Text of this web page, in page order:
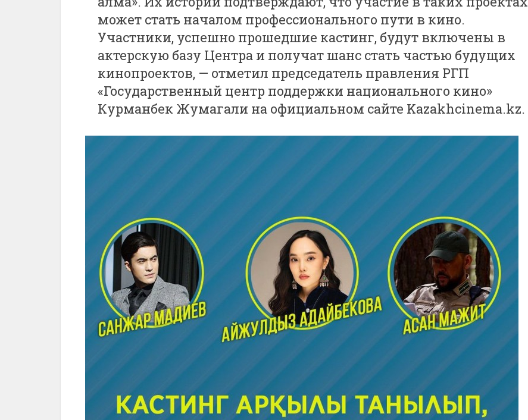
может стать началом профессионального пути в кино.
Участники, успешно прошедшие кастинг, будут включены в
актерскую базу Центра и получат шанс стать частью будущих
кинопроектов, — отметил председатель правления РГП
«Государственный центр поддержки национального кино»
Курманбек Жумагали на официальном сайте Kazakhcinema.kz.